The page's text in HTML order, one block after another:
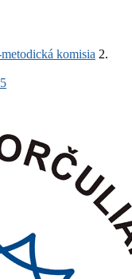
komisia 2.